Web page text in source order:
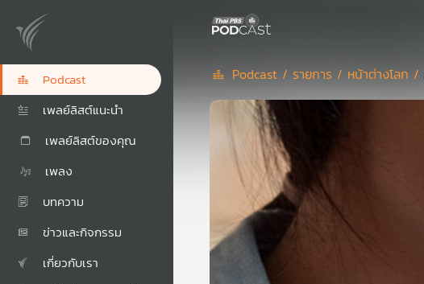
Podcast
เพลย์ลิสต์แนะนำ
เพลย์ลิสต์ของคุณ
เพลง
บทความ
ข่าวและกิจกรรม
เกี่ยวกับเรา
Podcast / รายการ / หน้าต่างโลก /